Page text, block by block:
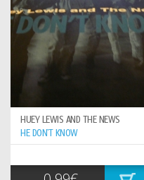
HUEY LEWIS AND THE NEWS
HE DON`T KNOW